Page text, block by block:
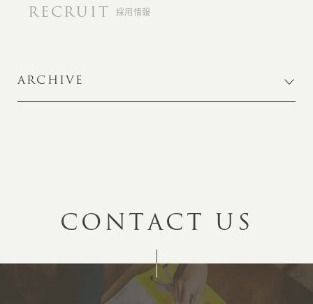
RECRUIT 採用情報
ARCHIVE
CONTACT US